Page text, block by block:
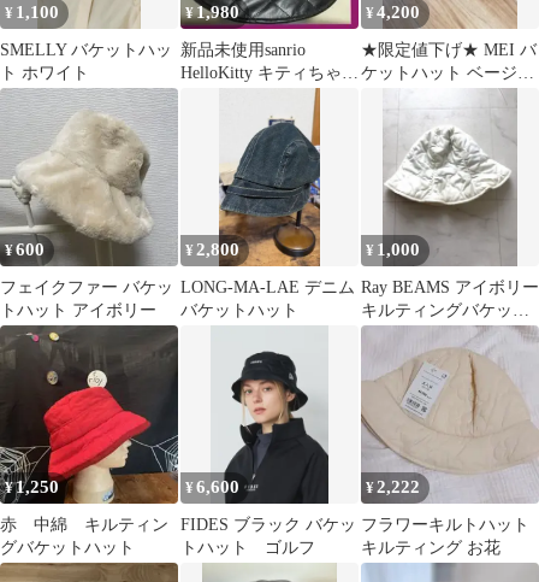
¥ 1,100
SMELLY バケットハッ
ト ホワイト
¥1,980
新品未使用sanrio
HelloKitty キティちゃん
バケットハット/中黒
¥4,200
★限定値下げ★ MEI バ
ケットハット ベージュ
キルティング アウト
¥600
フェイクファー バケッ
トハット アイボリー
¥ 2,800
LONG-MA-LAE デニム
バケットハット
¥ 1,000
Ray BEAMS アイボリー
キルティングバケット
ハット
¥1,250
赤 中綿 キルティン
グバケットハット
¥6,600
FIDES ブラック バケッ
トハット ゴルフ
¥2,222
フラワーキルトハット
キルティング お花